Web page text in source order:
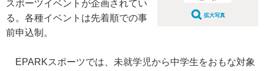
拡大写真
スポーツイベントが企画されてい
る。各種イベントは先着順での事
前申込制。
EPARKスポーツでは、未就学児から中学生をおもな対象